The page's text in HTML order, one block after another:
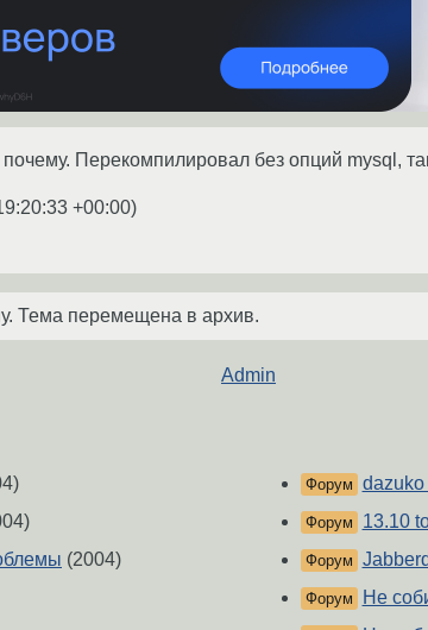
Перекомпилировал без опций mysql,
+00:00)
Тема перемещена в архив.
Admin
(2004)
Форум dazuko
Форум 13.10
Форум
Форум Не